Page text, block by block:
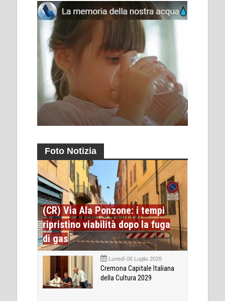
Foto Notizia
(CR) Via Ala Ponzone: i tempi
ripristino viabilità dopo la fuga
di gas
Lunedì 06 Luglio 2026
Cremona Capitale Italiana
della Cultura 2029